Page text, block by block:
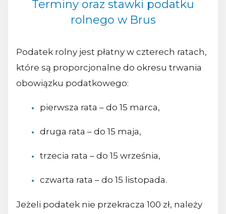
Terminy oraz stawki podatku
rolnego w Brus
Podatek rolny jest płatny w czterech ratach,
które są proporcjonalne do okresu trwania
obowiązku podatkowego:
pierwsza rata – do 15 marca,
druga rata – do 15 maja,
trzecia rata – do 15 września,
czwarta rata – do 15 listopada.
Jeżeli podatek nie przekracza 100 zł, należy